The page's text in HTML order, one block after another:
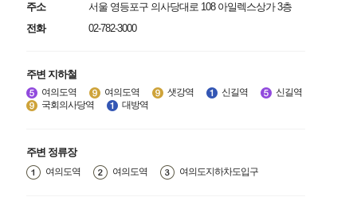
주소
서울 영등포구 의사당대로 108 아일렉스상가 3층
전화
02-782-3000
주변 지하철
여의도역 여의도역 샛강역 신길역
신길역
국회의사당역
대방역
주변 정류장
여의도역 여의도역 여의도지하차도입구